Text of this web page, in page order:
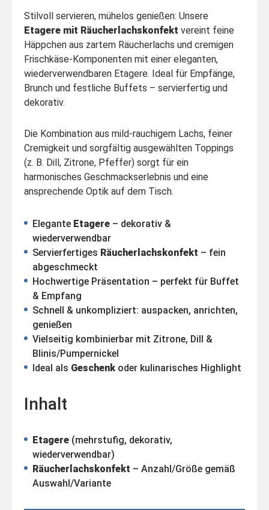
Stilvoll servieren, mühelos genießen: Unsere
Etagere mit Räucherlachskonfekt vereint feine
Häppchen aus zartem Räucherlachs und cremigen
Frischkäse-Komponenten mit einer eleganten,
wiederverwendbaren Etagere. Ideal für Empfänge,
Brunch und festliche Buffets – servierfertig und
dekorativ.
Die Kombination aus mild-rauchigem Lachs, feiner
Cremigkeit und sorgfältig ausgewählten Toppings
(z. B. Dill, Zitrone, Pfeffer) sorgt für ein
harmonisches Geschmackserlebnis und eine
ansprechende Optik auf dem Tisch.
Elegante Etagere – dekorativ &
wiederverwendbar
Servierfertiges Räucherlachskonfekt – fein
abgeschmeckt
Hochwertige Präsentation – perfekt für Buffet
& Empfang
Schnell & unkompliziert: auspacken, anrichten,
genießen
Vielseitig kombinierbar mit Zitrone, Dill &
Blinis/Pumpernickel
Ideal als Geschenk oder kulinarisches Highlight
Inhalt
Etagere (mehrstufig, dekorativ,
wiederverwendbar)
Räucherlachskonfekt – Anzahl/Größe gemäß
Auswahl/Variante